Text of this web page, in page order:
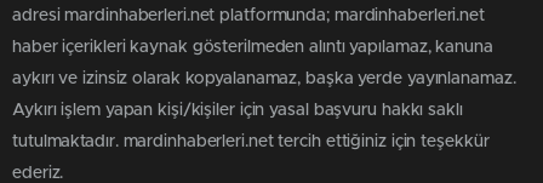
adresi mardinhaberleri.net platformunda; mardinhaberleri.net
haber içerikleri kaynak gösterilmeden alıntı yapılamaz, kanuna
aykırı ve izinsiz olarak kopyalanamaz, başka yerde yayınlanamaz.
Aykırı işlem yapan kişi/kişiler için yasal başvuru hakkı saklı
tutulmaktadır. mardinhaberleri.net tercih ettiğiniz için teşekkür
ederiz.